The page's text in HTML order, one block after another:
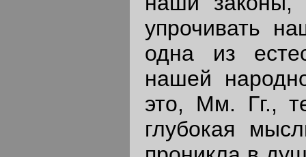
упрочивать
одна из
нашей
это, Мм. Гг.,
глубокая